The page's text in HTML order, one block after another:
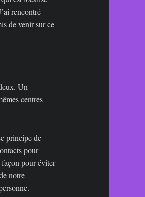
rencontré
de venir sur ce
Un
centres
principe de
pour
façon pour éviter
notre